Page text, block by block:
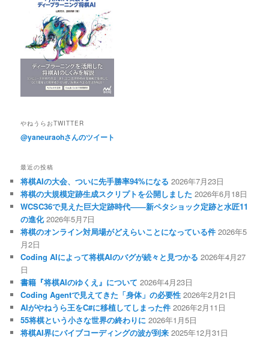
やねうらおTWITTER
@yaneuraohさんのツイート
最近の投稿
将棋AIの大会、ついに先手勝率94%になる 2026年7月23日
将棋の大規模定跡生成スクリプトを公開しました 2026年6月18日
WCSC36で見えた巨大定跡時代――新ペタショック定跡と水匠11
の進化 2026年5月7日
将棋のオンライン対局場がどえらいことになっている件 2026年5
月2日
Coding AIによって将棋AIのバグが続々と見つかる 2026年4月27
日
書籍『将棋AIのゆくえ』について 2026年4月23日
Coding Agentで見えてきた「身体」の必要性 2026年2月21日
AIがやねうら王をC#に移植してしまった件 2026年2月11日
55将棋という小さな世界の終わりに 2026年1月5日
将棋AI界にバイブコーディングの波が到来 2025年12月31日